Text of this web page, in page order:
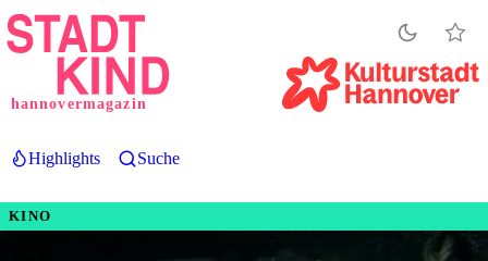
Direkt
zum
hannovermagazin
Highlights Suche
KINO